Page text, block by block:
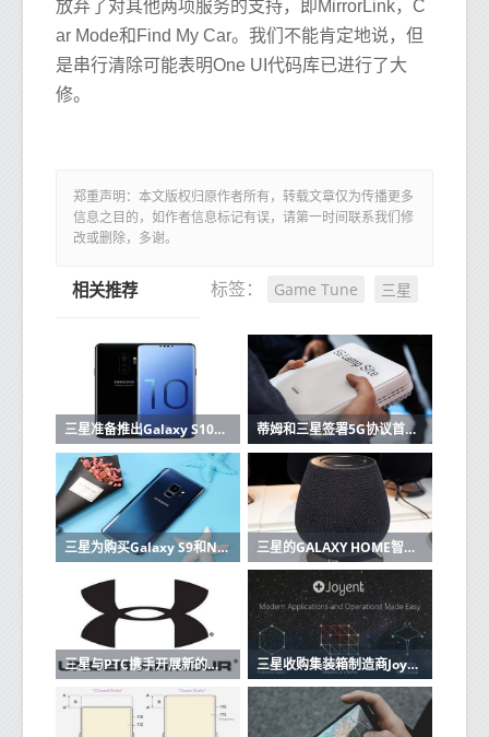
放弃了对其他两项服​​务的支持，即MirrorLink，C
ar Mode和Find My Car。我们不能肯定地说，但
是串行清除可能表明One UI代码库已进行了大
修。
郑重声明：本文版权归原作者所有，转载文章仅为传播更多
信息之目的，如作者信息标记有误，请第一时间联系我们修
改或删除，多谢。
标签： Game Tune 三星
相关推荐
三星准备推出Galaxy S10这里有功能和价格 蒂姆和三星签署5G协议首批设备已在2019年
三星为购买Galaxy S9和Note 9的用户提供高达200欧元的报销 三星的GALAXY HOME智能音箱在UNPACKED 2019上没有亮相
三星与PTC携手开展新的物联网计划 三星收购集装箱制造商Joyent将建立自己的云